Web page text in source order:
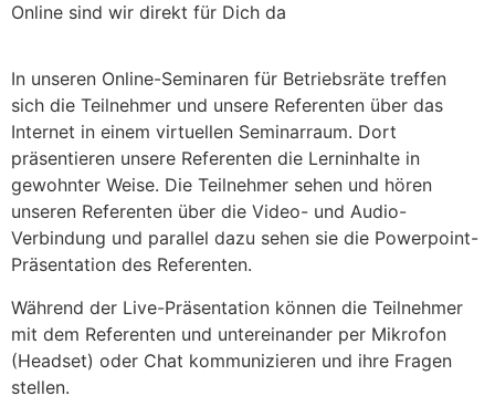
Online sind wir direkt für Dich da
In unseren Online-Seminaren für Betriebsräte treffen
sich die Teilnehmer und unsere Referenten über das
Internet in einem virtuellen Seminarraum. Dort
präsentieren unsere Referenten die Lerninhalte in
gewohnter Weise. Die Teilnehmer sehen und hören
unseren Referenten über die Video- und Audio-
Verbindung und parallel dazu sehen sie die Powerpoint-
Präsentation des Referenten.
Während der Live-Präsentation können die Teilnehmer
mit dem Referenten und untereinander per Mikrofon
(Headset) oder Chat kommunizieren und ihre Fragen
stellen.